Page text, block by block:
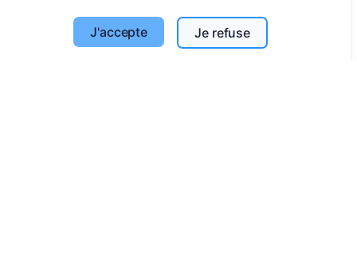
Informations
À propos de CEMETY
J'accepte Je refuse